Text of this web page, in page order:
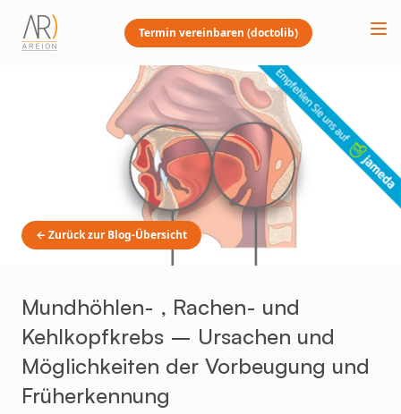
Termin vereinbaren (doctolib)
Mundhöhlen- , Rachen- und
Kehlkopfkrebs – Ursachen und
Möglichkeiten der Vorbeugung und
Früherkennung
← Zurück zur Blog-Übersicht